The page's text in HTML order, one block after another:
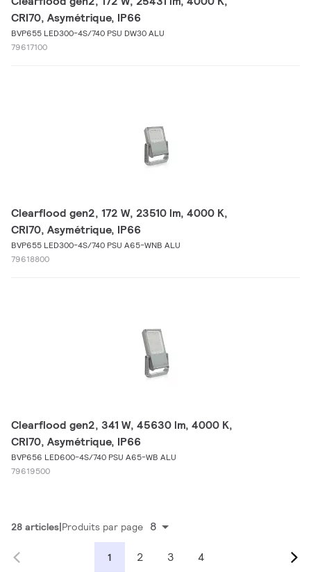
CRI70, Asymétrique, IP66
BVP655 LED300-4S/740 PSU DW30 ALU
79617100
Clearflood gen2, 172 W, 23510 lm, 4000 K,
CRI70, Asymétrique, IP66
BVP655 LED300-4S/740 PSU A65-WNB ALU
79618800
Clearflood gen2, 341 W, 45630 lm, 4000 K,
CRI70, Asymétrique, IP66
BVP656 LED600-4S/740 PSU A65-WB ALU
79619500
28 articles Produits par page 8
1 2 3 4